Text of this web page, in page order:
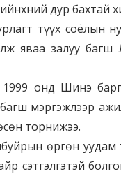
дур бахтай
түүх соёлын
яваа залуу
1999 онд Шинэ
мэргэжлээр
торнижээ.
өргөн уудам
сэтгэлгэтэй